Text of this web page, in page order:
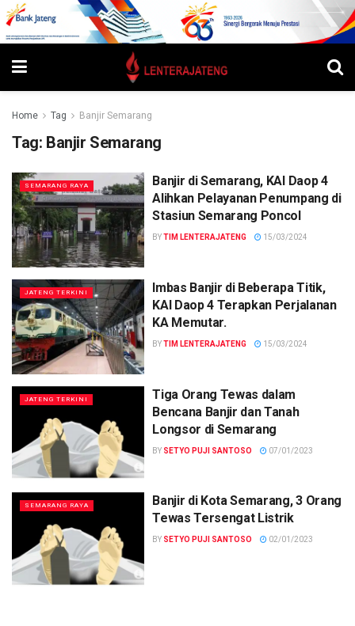
Home Tag Banjir Semarang
Tag: Banjir Semarang
SEMARANG RAYA
Banjir di Semarang, KAI Daop 4
Alihkan Pelayanan Penumpang di
Stasiun Semarang Poncol
BYTIM LENTERAJATENG 15/03/2024
JATENG TERKINI
Imbas Banjir di Beberapa Titik,
KAI Daop 4 Terapkan Perjalanan
KA Memutar.
BYTIM LENTERAJATENG 15/03/2024
JATENG TERKINI
Tiga Orang Tewas dalam
Bencana Banjir dan Tanah
Longsor di Semarang
BY SETYO PUJI SANTOSO 07/01/2023
SEMARANG RAYA
Banjir di Kota Semarang, 3 Orang
Tewas Tersengat Listrik
BY SETYO PUJI SANTOSO 02/01/2023